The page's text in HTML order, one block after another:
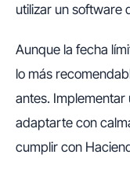
utilizar un software
Aunque la fecha
lo más
antes.
adaptarte con
cumplir con